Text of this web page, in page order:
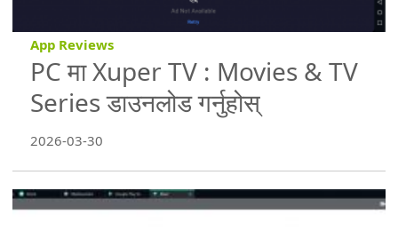
App Reviews
PC मा Xuper TV : Movies & TV
Series डाउनलोड गर्नुहोस्
2026-03-30